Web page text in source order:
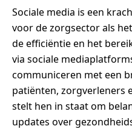
Sociale media is een
voor de zorgsector als
de efficiëntie en het
via sociale
communiceren met een
patiënten, zorgverleners
stelt hen in staat om
updates over